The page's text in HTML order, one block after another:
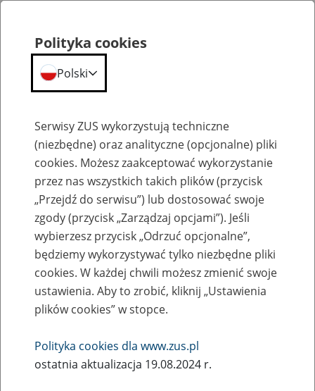
Szkolenia
Zaproś ZUS do siebie: eZUS, wizyty
rezerwowane, e-wizyty, Aktywni 50+
Rodzaj wydarzenia
Szkolenia
Polityka cookies
Polski
Serwisy ZUS wykorzystują techniczne
(niezbędne) oraz analityczne (opcjonalne) pliki
cookies. Możesz zaakceptować wykorzystanie
przez nas wszystkich takich plików (przycisk
„Przejdź do serwisu”) lub dostosować swoje
zgody (przycisk „Zarządzaj opcjami”). Jeśli
wybierzesz przycisk „Odrzuć opcjonalne”,
będziemy wykorzystywać tylko niezbędne pliki
cookies. W każdej chwili możesz zmienić swoje
ustawienia. Aby to zrobić, kliknij „Ustawienia
plików cookies” w stopce.
Polityka cookies dla www.zus.pl
ostatnia aktualizacja 19.08.2024 r.